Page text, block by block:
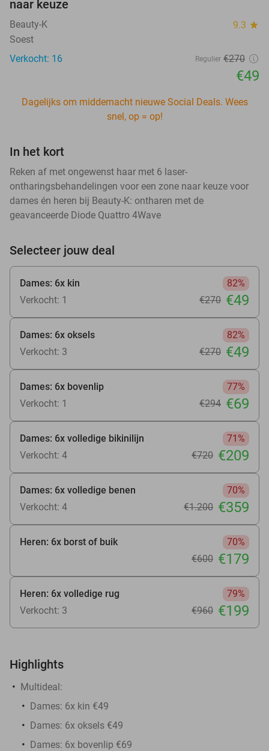
naar keuze
Beauty-K 9.3 star
Soest
Verkocht: 16
Regulier €270
€49
Dagelijks om middernacht nieuwe Social Deals. Wees
snel, op = op!
In het kort
Reken af met ongewenst haar met 6 laser-
ontharingsbehandelingen voor een zone naar keuze voor
dames én heren bij Beauty-K: ontharen met de
geavanceerde Diode Quattro 4Wave
Selecteer jouw deal
Dames: 6x kin
82%
Verkocht: 1
€270 €49
Dames: 6x oksels
82%
Verkocht: 3
€270 €49
Dames: 6x bovenlip
77%
Verkocht: 1
€294 €69
Dames: 6x volledige bikinilijn
71%
Verkocht: 4
€720 €209
Dames: 6x volledige benen
70%
Verkocht: 4
€1.200 €359
Heren: 6x borst of buik
70%
€600 €179
Heren: 6x volledige rug
79%
Verkocht: 3
€960 €199
Highlights
Multideal:
Dames: 6x kin €49
Dames: 6x oksels €49
Dames: 6x bovenlip €69